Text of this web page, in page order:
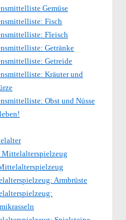
Gemüse
Fisch
Fleisch
Getränke
Getreide
Kräuter und
Obst und Nüsse
Mittelalterspielzeug
Armbrüste